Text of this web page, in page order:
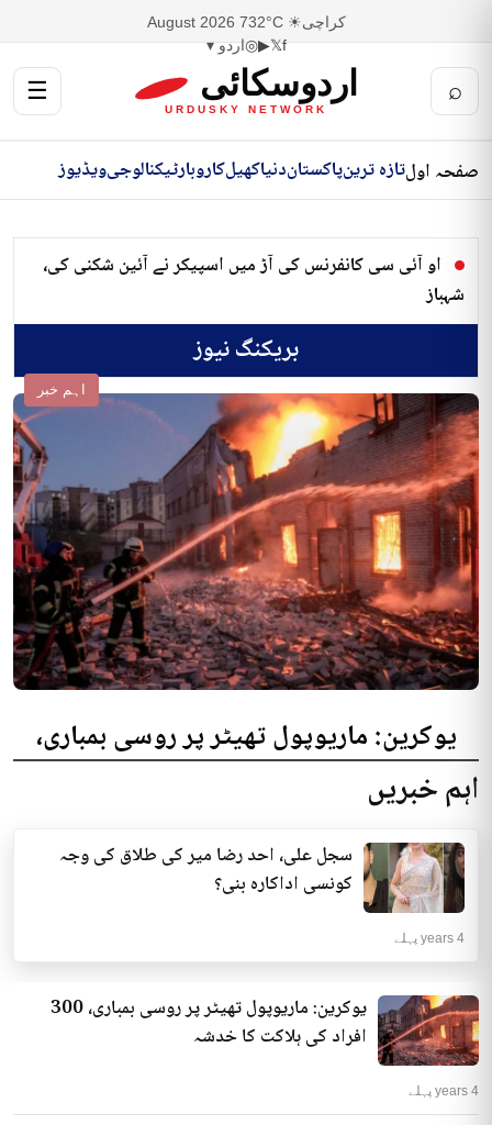
کراچی☀ 32°C
7 August 2026
f
𝕏
▶
◎اردو ▾
⌕ اردوسکائی
URDUSKY NETWORK
☰
صفحہ اولتازہ ترینپاکستاندنیاکھیلکاروبارٹیکنالوجیویڈیوز
او آئی سی کانفرنس کی آڑ میں اسپیکر نے آئین شکنی کی،
شہباز
بریکنگ نیوز
اہم خبر
یوکرین: ماریوپول تھیٹر پر روسی بمباری،
300 افراد کی ہلاکت کا خدشہ
کا خدشہ ظاہر کیا اور کہا کہ کم...
انٹرنیشنل | 4 years پہلے
اہم خبریں
سجل علی، احد رضا میر کی طلاق کی وجہ
کونسی اداکارہ بنی؟
4 years پہلے
یوکرین: ماریوپول تھیٹر پر روسی بمباری، 300
افراد کی ہلاکت کا خدشہ
4 years پہلے